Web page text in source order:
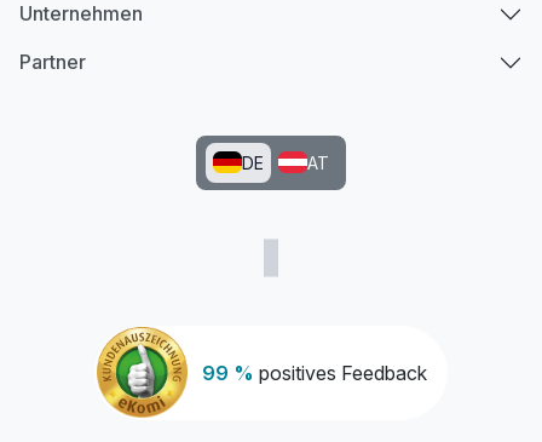
99 % positives Feedback
Unternehmen
Partner
DE AT